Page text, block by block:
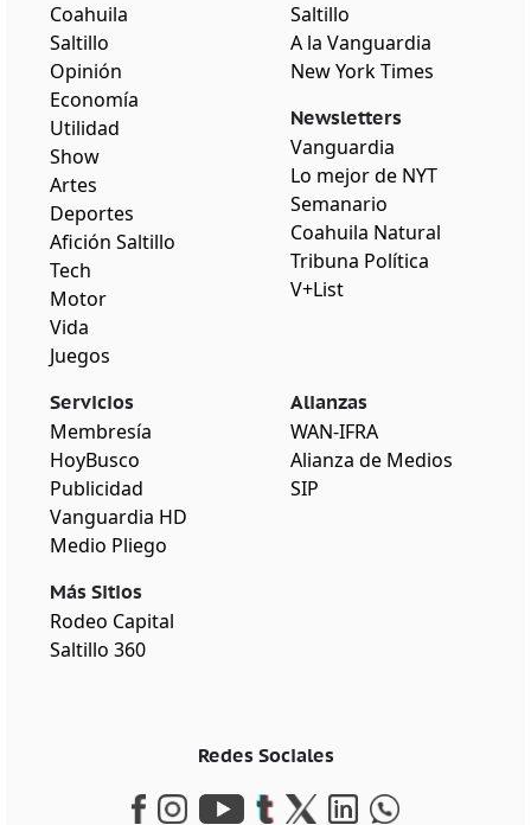
Coahuila
Saltillo
Opinión
Economía
Utilidad
Show
Artes
Deportes
Afición Saltillo
Tech
Motor
Vida
Juegos
Saltillo
A la Vanguardia
New York Times
Newsletters
Vanguardia
Lo mejor de NYT
Semanario
Coahuila Natural
Tribuna Política
V+List
Servicios
Membresía
HoyBusco
Publicidad
Vanguardia HD
Medio Pliego
Más Sitios
Rodeo Capital
Saltillo 360
Alianzas
WAN-IFRA
Alianza de Medios
SIP
Redes Sociales